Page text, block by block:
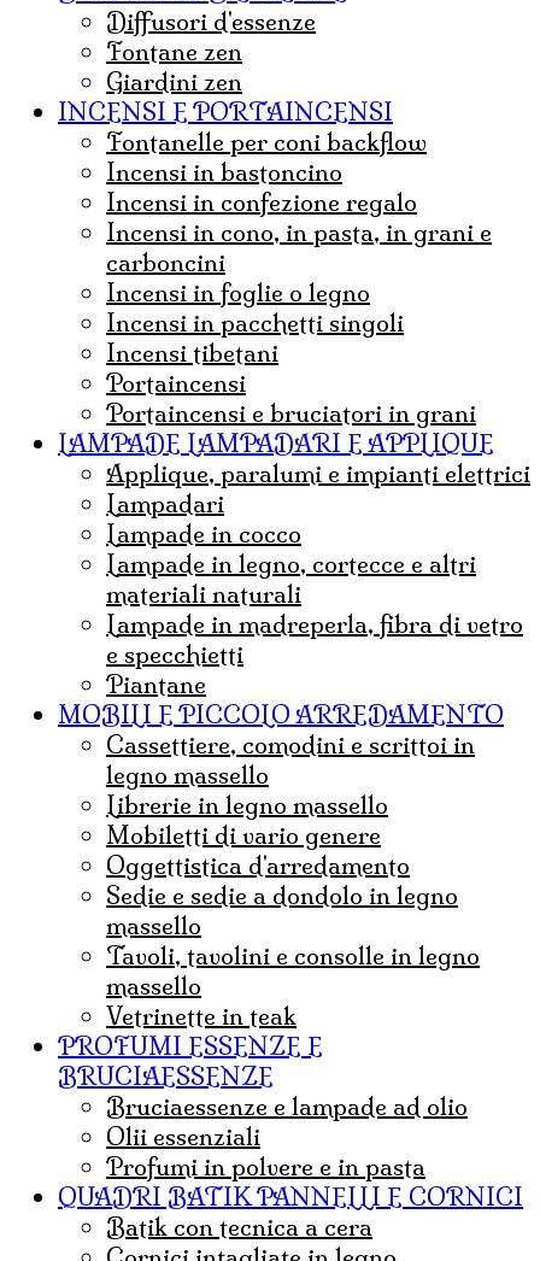
diffusori d'essenze
fontane zen
giardini zen
INCENSI E PORTAINCENSI
Fontanelle per coni backflow
incensi in bastoncino
incensi in confezione regalo
incensi in cono, in pasta, in grani e
carboncini
incensi in foglie o legno
incensi in pacchetti singoli
incensi tibetani
portaincensi
Portaincensi e bruciatori in grani
LAMPADE LAMPADARI E APPLIQUE
Applique, paralumi e impianti elettrici
lampadari
Lampade in cocco
Lampade in legno, cortecce e altri
materiali naturali
Lampade in madreperla, fibra di vetro
e specchietti
Piantane
MOBILI E PICCOLO ARREDAMENTO
Cassettiere, comodini e scrittoi in
legno massello
Librerie in legno massello
mobiletti di vario genere
Oggettistica d'arredamento
Sedie e sedie a dondolo in legno
massello
Tavoli, tavolini e consolle in legno
massello
Vetrinette in teak
PROFUMI ESSENZE E
BRUCIAESSENZE
bruciaessenze e lampade ad olio
olii essenziali
Profumi in polvere e in pasta
QUADRI BATIK PANNELLI E CORNICI
Batik con tecnica a cera